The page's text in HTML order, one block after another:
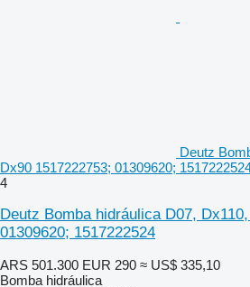
Deutz
Dx90 1517222753; 01309620;
4
Deutz Bomba hidráulica D07,
01309620; 1517222524
ARS 501.300 EUR 290 ≈ US$ 335,10
Bomba hidráulica